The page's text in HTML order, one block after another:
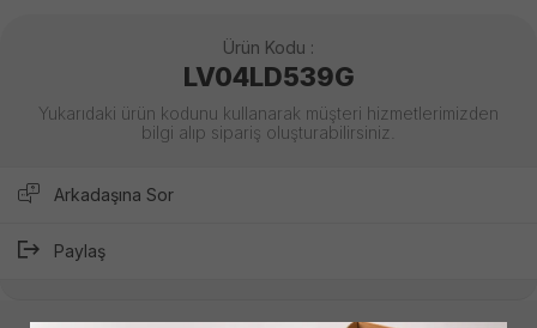
Ürün Kodu :
LV04LD539G
Yukarıdaki ürün kodunu kullanarak müşteri hizmetlerimizden
bilgi alıp sipariş oluşturabilirsiniz.
Arkadaşına Sor
Paylaş